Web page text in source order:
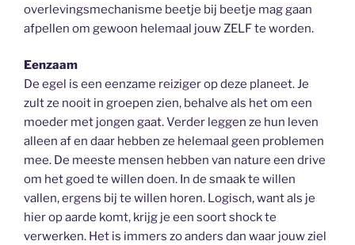
overlevingsmechanisme beetje bij beetje mag gaan
afpellen om gewoon helemaal jouw ZELF te worden.
Eenzaam
De egel is een eenzame reiziger op deze planeet. Je
zult ze nooit in groepen zien, behalve als het om een
moeder met jongen gaat. Verder leggen ze hun leven
alleen af en daar hebben ze helemaal geen problemen
mee. De meeste mensen hebben van nature een drive
om het goed te willen doen. In de smaak te willen
vallen, ergens bij te willen horen. Logisch, want als je
hier op aarde komt, krijg je een soort shock te
verwerken. Het is immers zo anders dan waar jouw ziel